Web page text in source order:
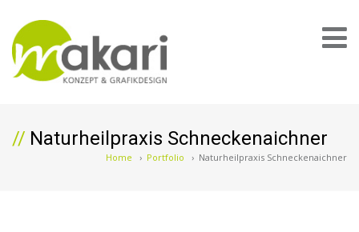
Naturheilpraxis Schneckenaichner
Home › Portfolio › Naturheilpraxis Schneckenaichner